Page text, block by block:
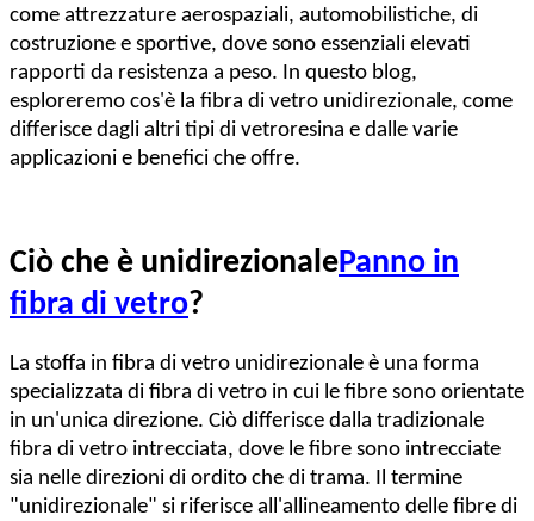
come attrezzature aerospaziali, automobilistiche, di
costruzione e sportive, dove sono essenziali elevati
rapporti da resistenza a peso. In questo blog,
esploreremo cos'è la fibra di vetro unidirezionale, come
differisce dagli altri tipi di vetroresina e dalle varie
applicazioni e benefici che offre.
Ciò che è unidirezionalePanno in
fibra di vetro?
La stoffa in fibra di vetro unidirezionale è una forma
specializzata di fibra di vetro in cui le fibre sono orientate
in un'unica direzione. Ciò differisce dalla tradizionale
fibra di vetro intrecciata, dove le fibre sono intrecciate
sia nelle direzioni di ordito che di trama. Il termine
"unidirezionale" si riferisce all'allineamento delle fibre di